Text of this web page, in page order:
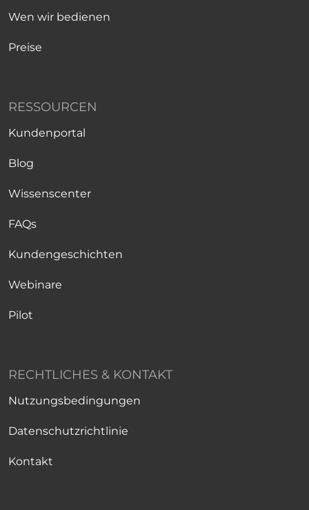
Wen wir bedienen
Preise
RESSOURCEN
Kundenportal
Blog
Wissenscenter
FAQs
Kundengeschichten
Webinare
Pilot
RECHTLICHES & KONTAKT
Nutzungsbedingungen
Datenschutzrichtlinie
Kontakt